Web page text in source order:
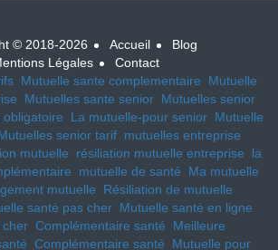
© 2018-2026 Accueil
Blog
Légales
Contact
Mutuelle sante complementaire
Mutuelle
Mutuelles sante senior Mutuelles senior
La mutuelle-pour senior Mutuelle
senior tarif mutuelles entreprise
mutuelle résiliation mutuelle entreprise
la
mutuelle de santé
Ma mutuelle
mutuelle
Résiliation de mutuelle
santé pas cher Mutuelle santé en ligne
cher Complémentaire santé
Meilleure
Complémentaire santé Mutuelle pour